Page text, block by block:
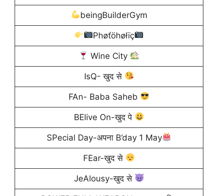
beingBuilderGym
Phøťöhøłïç
Wine City
IsQ- खुद से
FAn- Baba Saheb
BElive On-खुद पे
SPecial Day-अपना B’day 1 May
FEar-खुद से
JeAlousy-खुद से